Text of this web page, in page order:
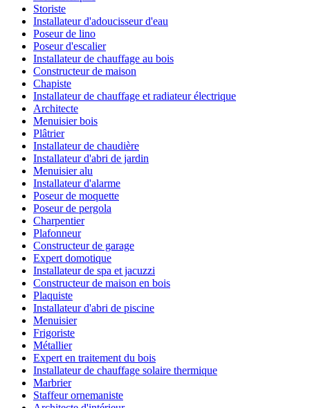
Storiste
Installateur d'adoucisseur d'eau
Poseur de lino
Poseur d'escalier
Installateur de chauffage au bois
Constructeur de maison
Chapiste
Installateur de chauffage et radiateur électrique
Architecte
Menuisier bois
Plâtrier
Installateur de chaudière
Installateur d'abri de jardin
Menuisier alu
Installateur d'alarme
Poseur de moquette
Poseur de pergola
Charpentier
Plafonneur
Constructeur de garage
Expert domotique
Installateur de spa et jacuzzi
Constructeur de maison en bois
Plaquiste
Installateur d'abri de piscine
Menuisier
Frigoriste
Métallier
Expert en traitement du bois
Installateur de chauffage solaire thermique
Marbrier
Staffeur ornemaniste